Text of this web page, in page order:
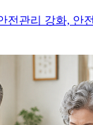
전관리 강화, 안